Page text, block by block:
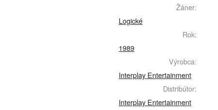
Žáner:
Logické
Rok:
1989
Výrobca:
Interplay Entertainment
Distribútor:
Interplay Entertainment